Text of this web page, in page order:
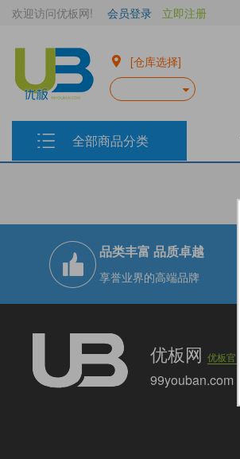
欢迎访问优板网! 会员登录 立即注册
[仓库选择]
全部商品分类
品类丰富 品质卓越
享誉业界的高端品牌
优板网优板官网
99youban.com